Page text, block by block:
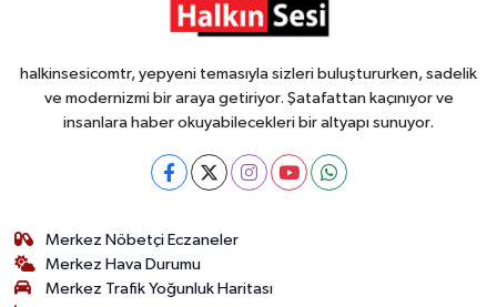
halkinsesicomtr, yepyeni temasıyla sizleri buluştururken, sadelik
ve modernizmi bir araya getiriyor. Şatafattan kaçınıyor ve
insanlara haber okuyabilecekleri bir altyapı sunuyor.
Merkez Nöbetçi Eczaneler
Merkez Hava Durumu
Merkez Trafik Yoğunluk Haritası